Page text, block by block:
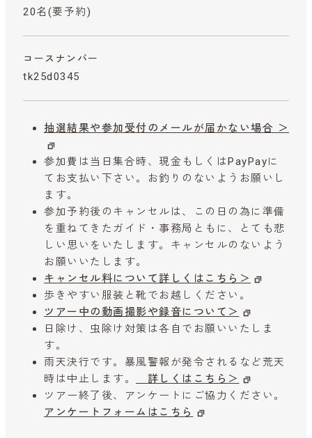
20名(要予約)
コースナンバー
tk25d0345
抽選結果や参加受付のメールが届かない場合 ＞
参加費は当日集合時、現金もしくはPayPayに
てお支払い下さい。お釣りのないようお願いし
ます。
参加予約後のキャンセルは、この日の為に準備
を重ねてきたガイド・事務局ともに、とても悲
しい思いをいたします。キャンセルのないよう
お願いいたします。
キャンセル料について詳しくはこちら＞
歩きやすい服装と靴でお越しください。
ツアー中の動画撮影や録音について＞
日除け、虫除け対策は各自でお願いいたしま
す。
雨天決行です。暴風警報が発令されるなど荒天
時は中止します。
詳しくはこちら＞
ツアー終了後、アンケートにご協力ください。
アンケートフォームはこちら